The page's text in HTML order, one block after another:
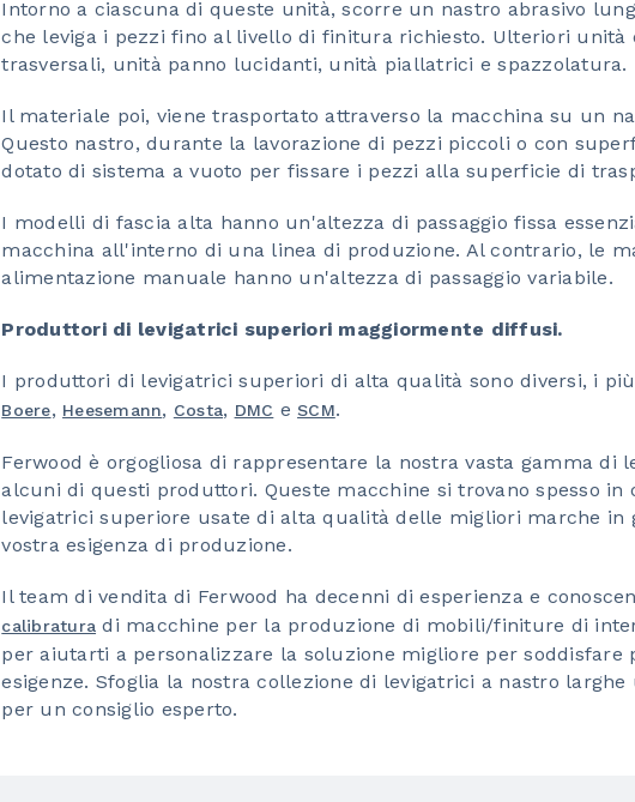
Intorno a ciascuna di queste unità, scorre un nastro abrasivo
che leviga i pezzi fino al livello di finitura richiesto. Ulteriori
trasversali, unità panno lucidanti, unità piallatrici e spazzolatura.
Il materiale poi, viene trasportato attraverso la macchina su un
Questo nastro, durante la lavorazione di pezzi piccoli o con
dotato di sistema a vuoto per fissare i pezzi alla superficie di
I modelli di fascia alta hanno un'altezza di passaggio fissa
macchina all'interno di una linea di produzione. Al contrario, le
alimentazione manuale hanno un'altezza di passaggio variabile.
Produttori di levigatrici superiori maggiormente diffusi.
I produttori di levigatrici superiori di alta qualità sono diversi, i
Boere, Heesemann, Costa, DMC eSCM.
Ferwood è orgogliosa di rappresentare la nostra vasta gamma di
alcuni di questi produttori. Queste macchine si trovano spesso in
levigatrici superiore usate di alta qualità delle migliori marche in
vostra esigenza di produzione.
Il team di vendita di Ferwood ha decenni di esperienza e
calibratura di macchine per la produzione di mobili/finiture di
per aiutarti a personalizzare la soluzione migliore per soddisfare
esigenze. Sfoglia la nostra collezione di levigatrici a nastro larghe
per un consiglio esperto.